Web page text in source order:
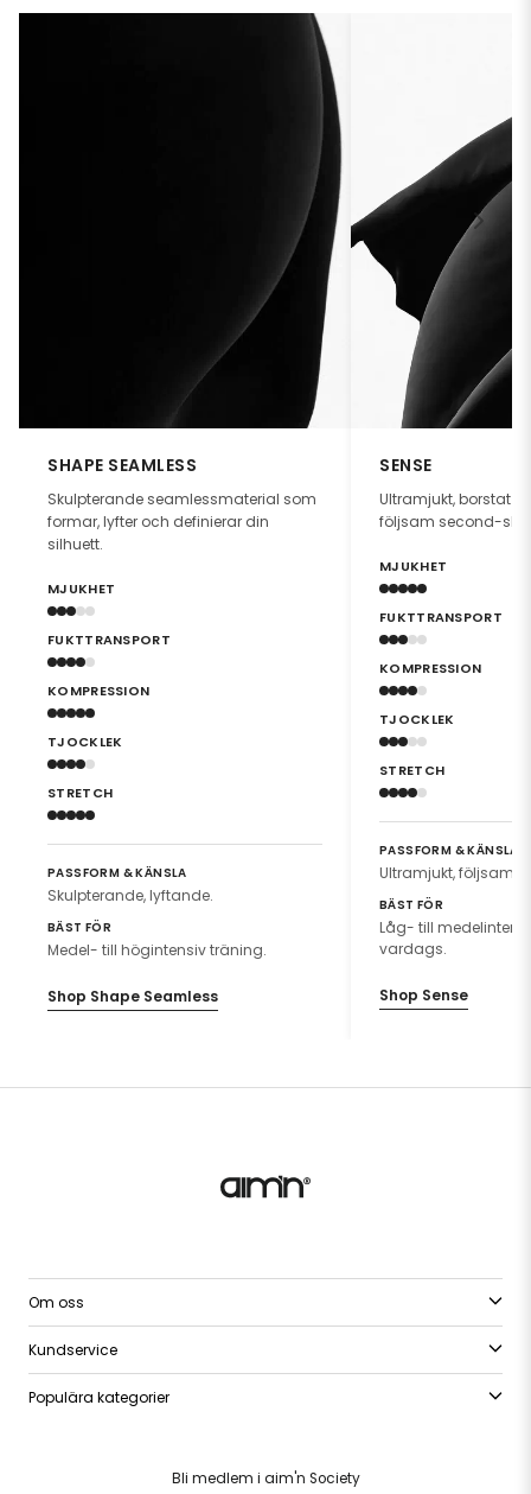
SHAPE SEAMLESS
Skulpterande seamlessmaterial som
formar, lyfter och definierar din
silhuett.
MJUKHET
FUKTTRANSPORT
KOMPRESSION
TJOCKLEK
STRETCH
PASSFORM & KÄNSLA
Skulpterande, lyftande.
BÄST FÖR
Medel- till högintensiv träning.
Shop Shape Seamless
SENSE
Ultramjukt, borstat
följsam second-
MJUKHET
FUKTTRANSPORT
KOMPRESSION
TJOCKLEK
STRETCH
PASSFORM & KÄNSLA
Ultramjukt, följsamt.
BÄST FÖR
Låg- till
vardags.
Shop Sense
Om oss
Kundservice
Populära kategorier
Bli medlem i aim'n Society